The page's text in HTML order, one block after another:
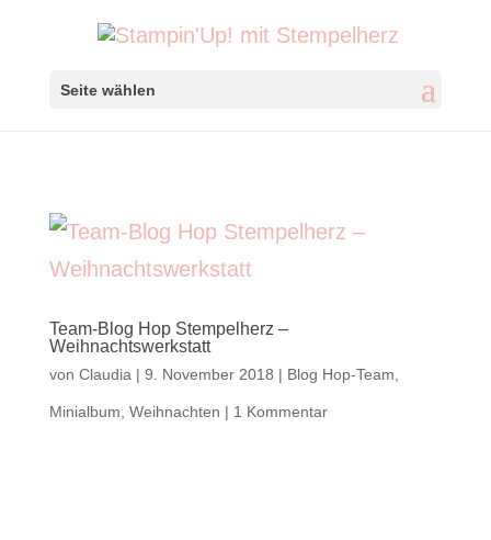
Seite wählen
Team-Blog Hop Stempelherz –
Weihnachtswerkstatt
von Claudia | 9. November 2018 | Blog Hop-Team
Minialbum Weihnachten | 1 Kommentar